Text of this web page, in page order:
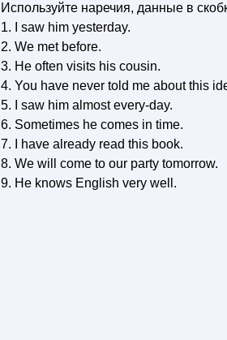
Используйте наречия, данные в
1. I saw him yesterday.
2. We met before.
3. He often visits his cousin.
4. You have never told me about this
5. I saw him almost every-day.
6. Sometimes he comes in time.
7. I have already read this book.
8. We will come to our party tomorrow.
9. He knows English very well.